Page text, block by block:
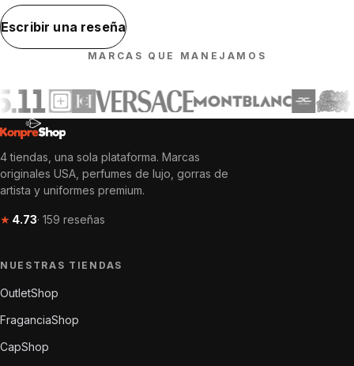
Escribir una reseña
MARCAS QUE MANEJAMOS
4 tiendas, una sola plataforma. Marcas
originales USA, perfumes de lujo, gorras de
artista y uniformes premium.
★ 4.73· 159 reseñas
NUESTRAS TIENDAS
OutletShop
FraganciaShop
CapShop